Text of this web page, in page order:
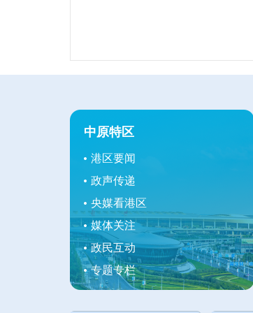
中原特区
港区要闻
政声传递
央媒看港区
媒体关注
政民互动
专题专栏